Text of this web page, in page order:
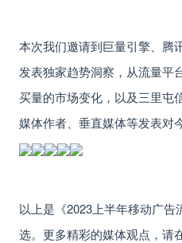
本次我们邀请到巨量引擎、腾
发表独家趋势洞察，从流量平
买量的市场变化，以及三里屯
媒体作者、 垂直媒体等发表对
以上是 《2023上半年移动广告
选。 更多精彩的媒体观点，请